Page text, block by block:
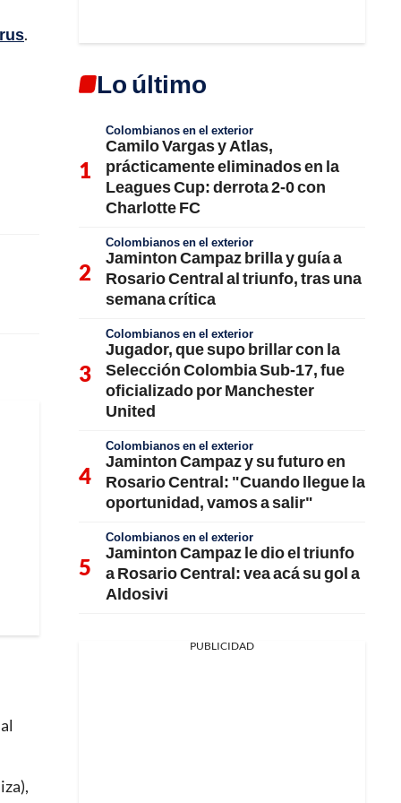
.
Lo último
Colombianos en el exterior
Camilo Vargas y Atlas,
prácticamente eliminados en la
Leagues Cup: derrota 2-0 con
Charlotte FC
Colombianos en el exterior
Jaminton Campaz brilla y guía a
Rosario Central al triunfo, tras una
semana crítica
Colombianos en el exterior
Jugador, que supo brillar con la
Selección Colombia Sub-17, fue
oficializado por Manchester
United
Colombianos en el exterior
Jaminton Campaz y su futuro en
Rosario Central: "Cuando llegue la
oportunidad, vamos a salir"
Colombianos en el exterior
Jaminton Campaz le dio el triunfo
a Rosario Central: vea acá su gol a
Aldosivi
PUBLICIDAD